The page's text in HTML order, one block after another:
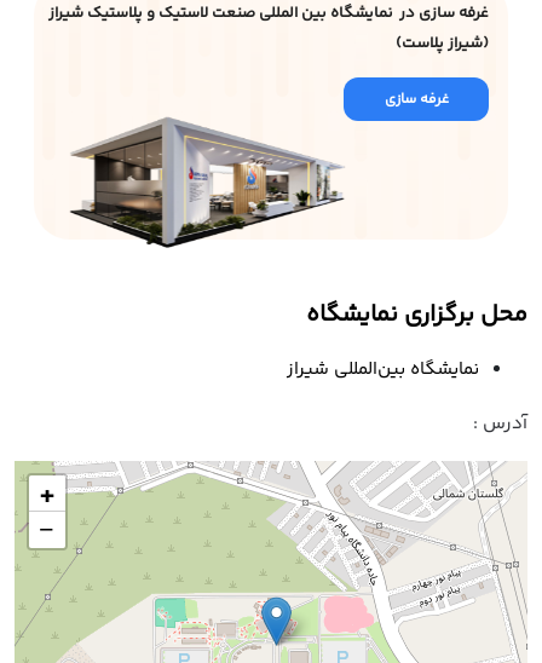
غرفه سازی در نمایشگاه بین المللی صنعت لاستیک و پلاستیک شیراز
(شیراز پلاست)
غرفه سازی
محل برگزاری نمایشگاه
نمایشگاه بین‌المللی شیراز
آدرس :
+
−